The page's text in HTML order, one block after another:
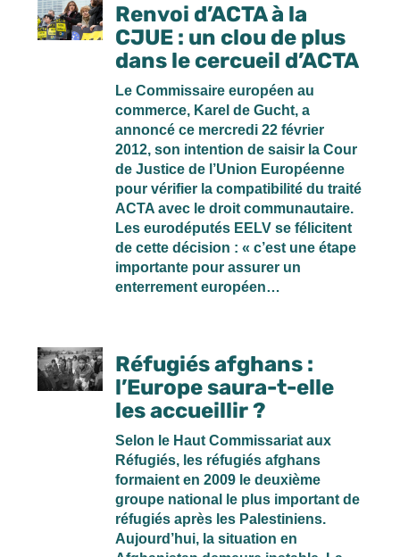
Renvoi d’ACTA à la
CJUE : un clou de plus
dans le cercueil d’ACTA
Le Commissaire européen au
commerce, Karel de Gucht, a
annoncé ce mercredi 22 février
2012, son intention de saisir la Cour
de Justice de l’Union Européenne
pour vérifier la compatibilité du traité
ACTA avec le droit communautaire.
Les eurodéputés EELV se félicitent
de cette décision : « c’est une étape
importante pour assurer un
enterrement européen…
Réfugiés afghans :
l’Europe saura-t-elle
les accueillir ?
Selon le Haut Commissariat aux
Réfugiés, les réfugiés afghans
formaient en 2009 le deuxième
groupe national le plus important de
réfugiés après les Palestiniens.
Aujourd’hui, la situation en